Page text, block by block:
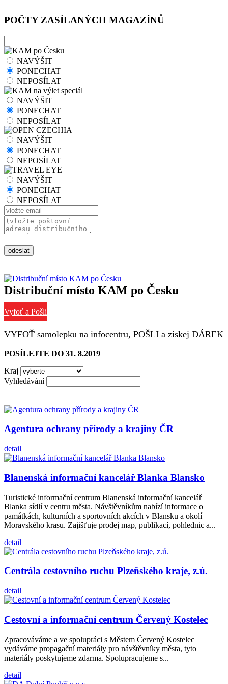
POČTY ZASÍLANÝCH MAGAZÍNŮ
NAVÝŠIT
PONECHAT
NEPOSÍLAT
NAVÝŠIT
PONECHAT
NEPOSÍLAT
NAVÝŠIT
PONECHAT
NEPOSÍLAT
NAVÝŠIT
PONECHAT
NEPOSÍLAT
odeslat
Distribuční místo KAM po Česku
Vyfoť a Pošli
VYFOŤ samolepku na infocentru, POŠLI a získej DÁREK
POSÍLEJTE DO 31. 8.2019
Kraj
Vyhledávání
Agentura ochrany přírody a krajiny ČR
detail
Blanenská informační kancelář Blanka Blansko
Turistické informační centrum Blanenská informační kancelář
Blanka sídlí v centru města. Návštěvníkům nabízí informace o
památkách, kulturních a sportovních akcích v Blansku a okolí
Moravského krasu. Zajišťuje prodej map, publikací, pohlednic a...
detail
Centrála cestovního ruchu Plzeňského kraje, z.ú.
detail
Cestovní a informační centrum Červený Kostelec
Zpracováváme a ve spolupráci s Městem Červený Kostelec
vydáváme propagační materiály pro návštěvníky města, tyto
materiály poskytujeme zdarma. Spolupracujeme s...
detail